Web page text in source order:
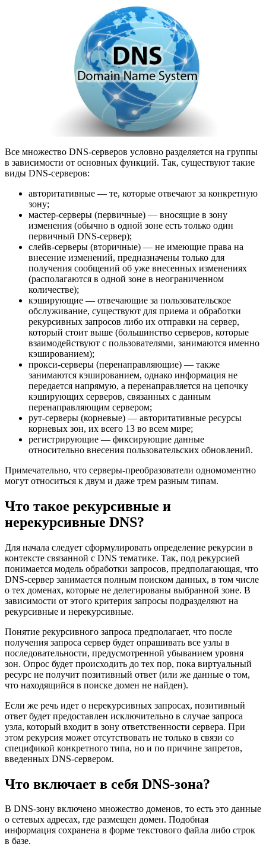
Все множество DNS-серверов условно разделяется на группы
в зависимости от основных функций. Так, существуют такие
виды DNS-серверов:
авторитативные — те, которые отвечают за конкретную
зону;
мастер-серверы (первичные) — вносящие в зону
изменения (обычно в одной зоне есть только один
первичный DNS-сервер);
слейв-серверы (вторичные) — не имеющие права на
внесение изменений, предназначены только для
получения сообщений об уже внесенных изменениях
(располагаются в одной зоне в неограниченном
количестве);
кэширующие — отвечающие за пользовательское
обслуживание, существуют для приема и обработки
рекурсивных запросов либо их отправки на сервер,
который стоит выше (большинство серверов, которые
взаимодействуют с пользователями, занимаются именно
кэшированием);
прокси-серверы (перенаправляющие) — также
занимаются кэшированием, однако информация не
передается напрямую, а перенаправляется на цепочку
кэширующих серверов, связанных с данным
перенаправляющим сервером;
рут-серверы (корневые) — авторитативные ресурсы
корневых зон, их всего 13 во всем мире;
регистрирующие — фиксирующие данные
относительно внесения пользовательских обновлений.
Примечательно, что серверы-преобразователи одномоментно
могут относиться к двум и даже трем разным типам.
Что такое рекурсивные и
нерекурсивные DNS?
Для начала следует сформулировать определение рекурсии в
контексте связанной с DNS тематике. Так, под рекурсией
понимается модель обработки запросов, предполагающая, что
DNS-сервер занимается полным поиском данных, в том числе
о тех доменах, которые не делегированы выбранной зоне. В
зависимости от этого критерия запросы подразделяют на
рекурсивные и нерекурсивные.
Понятие рекурсивного запроса предполагает, что после
получения запроса сервер будет опрашивать все узлы в
последовательности, предусмотренной убыванием уровня
зон. Опрос будет происходить до тех пор, пока виртуальный
ресурс не получит позитивный ответ (или же данные о том,
что находящийся в поиске домен не найден).
Если же речь идет о нерекурсивных запросах, позитивный
ответ будет предоставлен исключительно в случае запроса
узла, который входит в зону ответственности сервера. При
этом рекурсия может отсутствовать не только в связи со
спецификой конкретного типа, но и по причине запретов,
введенных DNS-сервером.
Что включает в себя DNS-зона?
В DNS-зону включено множество доменов, то есть это данные
о сетевых адресах, где размещен домен. Подобная
информация сохранена в форме текстового файла либо строк
в базе.